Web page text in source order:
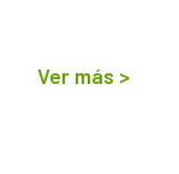
Ver más >